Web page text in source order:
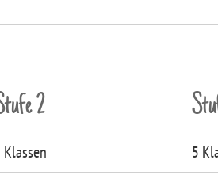
2
Klassen 5